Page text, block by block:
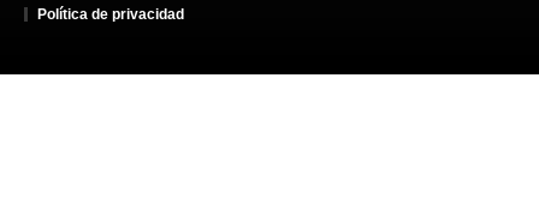
Política de privacidad